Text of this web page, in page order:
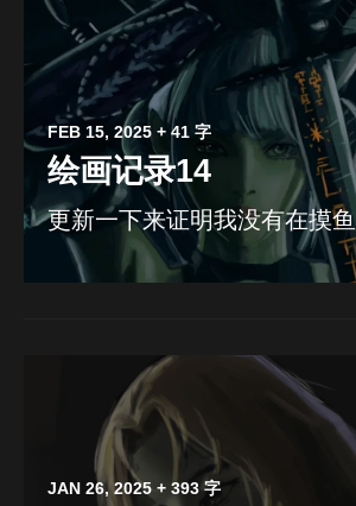
FEB 15, 2025 + 41 字
绘画记录14
更新一下来证明我没有在摸鱼
JAN 26, 2025 + 393 字